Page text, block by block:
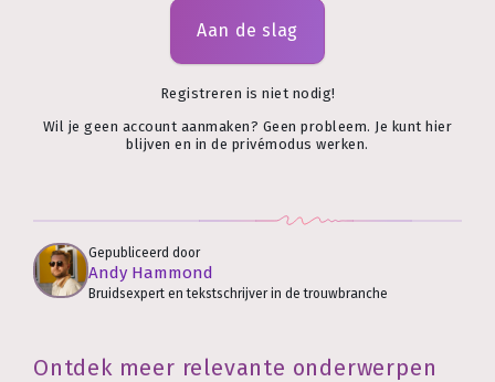
Aan de slag
Registreren is niet nodig!
Wil je geen account aanmaken? Geen probleem. Je kunt hier
blijven en in de privémodus werken.
Gepubliceerd door
Andy Hammond
Bruidsexpert en tekstschrijver in de trouwbranche
Ontdek meer relevante onderwerpen